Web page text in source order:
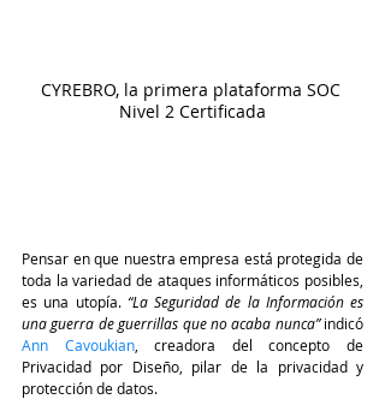
CYREBRO, la primera plataforma SOC
Nivel 2 Certificada
Pensar en que nuestra empresa está protegida de
toda la variedad de ataques informáticos posibles,
es una utopía. “La Seguridad de la Información es
una guerra de guerrillas que no acaba nunca”
Ann Cavoukian, creadora del concepto de
Privacidad por Diseño, pilar de la privacidad y
protección de datos.